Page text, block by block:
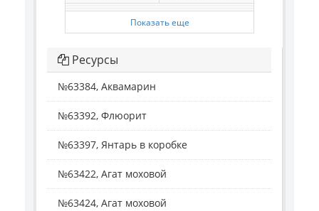
Показать еще
Ресурсы
№63384, Аквамарин
№63392, Флюорит
№63397, Янтарь в коробке
№63422, Агат моховой
№63424, Агат моховой